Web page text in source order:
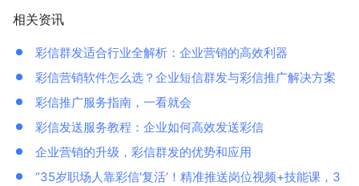
相关资讯
彩信群发适合行业全解析：企业营销的高效利器
彩信营销软件怎么选？企业短信群发与彩信推广解决方案
彩信推广服务指南，一看就会
彩信发送服务教程：企业如何高效发送彩信
企业营销的升级，彩信群发的优势和应用
“35岁职场人靠彩信‘复活’！精准推送岗位视频+技能课，3